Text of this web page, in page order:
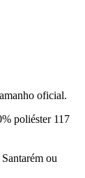
oficial.
poliéster 117
ou